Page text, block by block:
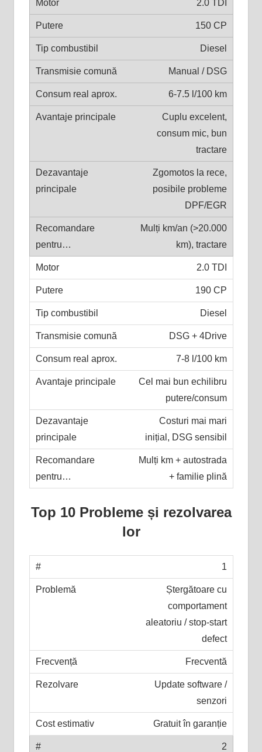
2.0 TDI
150 CP
Diesel
Manual / DSG
6-7.5 l/100 km
Cuplu excelent,
consum mic, bun
tractare
Zgomotos la rece,
posibile probleme
DPF/EGR
Mulți km/an (>20.000
km), tractare
2.0 TDI
190 CP
Diesel
DSG + 4Drive
7-8 l/100 km
Cel mai bun echilibru
putere/consum
Costuri mai mari
inițial, DSG sensibil
Mulți km + autostrada
+ familie plină
Top 10 Probleme și rezolvarea
lor
1
Ștergătoare cu
comportament
aleatoriu / stop-start
defect
Frecventă
Update software /
senzori
Gratuit în garanție
2